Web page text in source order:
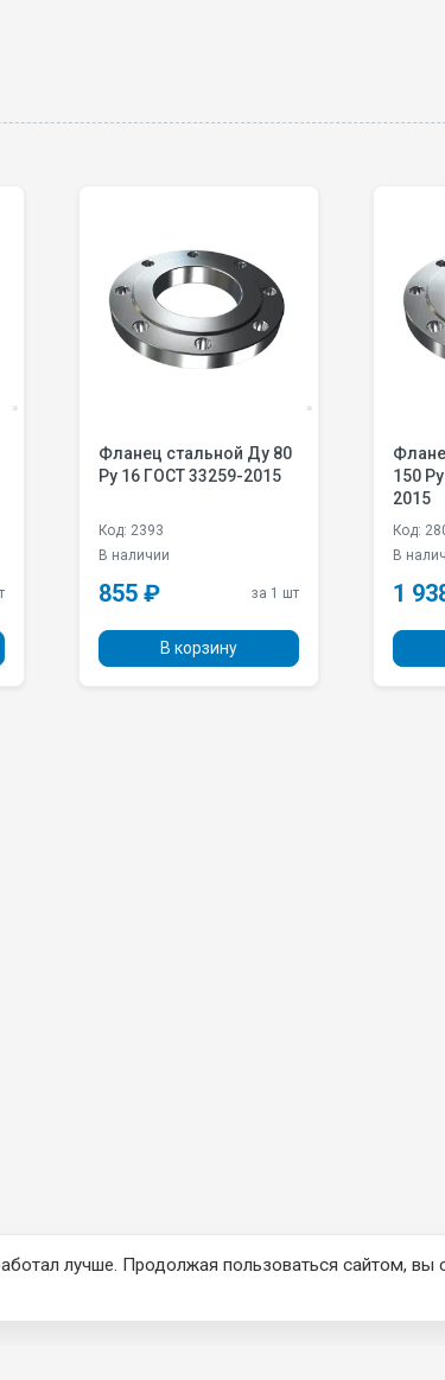
Фланец стальной Ду 80
Pу 16 ГОСТ 33259-2015
Код: 2393
В наличии
855 ₽ за 1 шт
В корзину
150
2015
Код:
В
1
лучше. Продолжая пользоваться сайтом, вы